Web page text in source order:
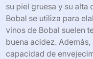
su piel gruesa y su alta
Bobal se utiliza para
vinos de Bobal suelen
buena acidez.
capacidad de